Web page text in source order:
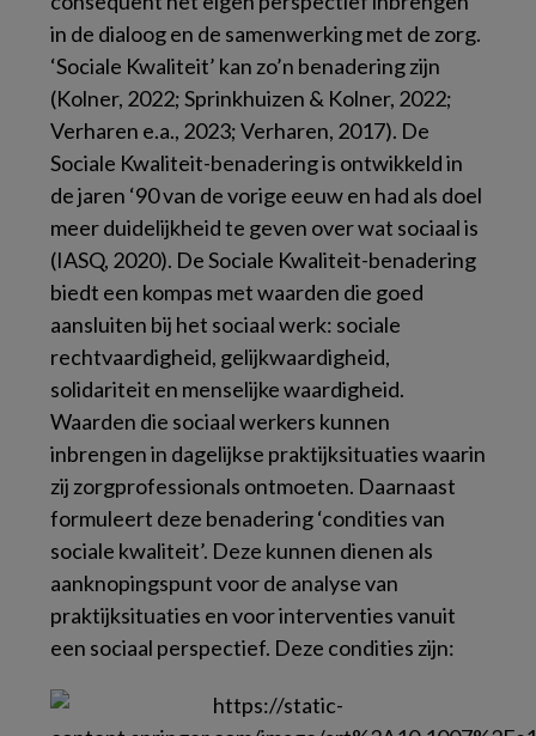
in de dialoog en de samenwerking met de zorg.
‘Sociale Kwaliteit’ kan zo’n benadering zijn
(Kolner, 2022; Sprinkhuizen & Kolner, 2022;
Verharen e.a., 2023; Verharen, 2017). De
Sociale Kwaliteit-benadering is ontwikkeld in
de jaren ‘90 van de vorige eeuw en had als doel
meer duidelijkheid te geven over wat sociaal is
(IASQ, 2020). De Sociale Kwaliteit-benadering
biedt een kompas met waarden die goed
aansluiten bij het sociaal werk: sociale
rechtvaardigheid, gelijkwaardigheid,
solidariteit en menselijke waardigheid.
Waarden die sociaal werkers kunnen
inbrengen in dagelijkse praktijksituaties waarin
zij zorgprofessionals ontmoeten. Daarnaast
formuleert deze benadering ‘condities van
sociale kwaliteit’. Deze kunnen dienen als
aanknopingspunt voor de analyse van
praktijksituaties en voor interventies vanuit
een sociaal perspectief. Deze condities zijn: